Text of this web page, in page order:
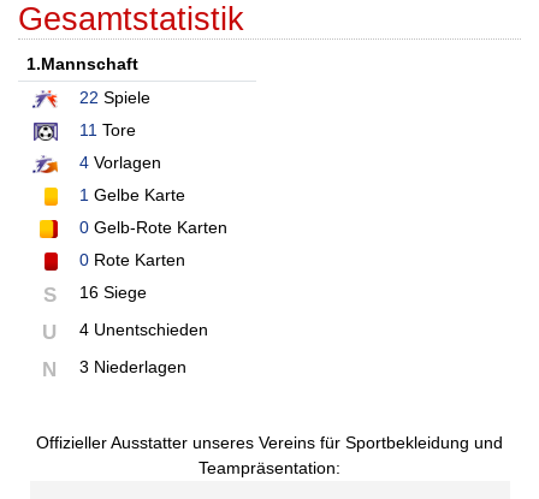
Gesamtstatistik
1.Mannschaft
22 Spiele
11 Tore
4 Vorlagen
1 Gelbe Karte
0 Gelb-Rote Karten
0 Rote Karten
S 16 Siege
U 4 Unentschieden
N 3 Niederlagen
Offizieller Ausstatter unseres Vereins für Sportbekleidung und
Teampräsentation: